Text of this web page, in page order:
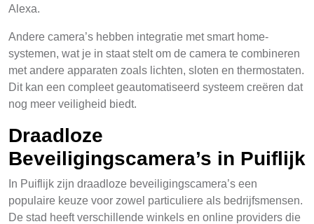
Alexa.
Andere camera’s hebben integratie met smart home-
systemen, wat je in staat stelt om de camera te combineren
met andere apparaten zoals lichten, sloten en thermostaten.
Dit kan een compleet geautomatiseerd systeem creëren dat
nog meer veiligheid biedt.
Draadloze
Beveiligingscamera’s in Puiflijk
In Puiflijk zijn draadloze beveiligingscamera’s een
populaire keuze voor zowel particuliere als bedrijfsmensen.
De stad heeft verschillende winkels en online providers die